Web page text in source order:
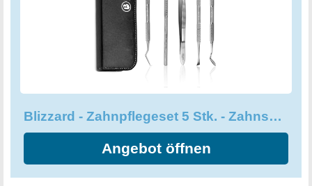
Blizzard - Zahnpflegeset 5 Stk. - Zahnspiegel, Zahnpinzette
Angebot öffnen